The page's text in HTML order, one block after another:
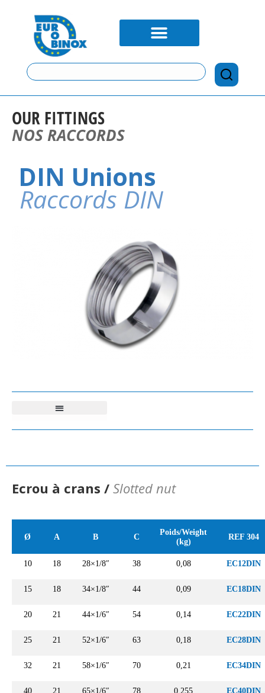
OUR FITTINGS
NOS RACCORDS
DIN Unions
Raccords DIN
Ecrou à crans / Slotted nut
Ø A B C
Poids/Weight
(kg)
REF 304
10 18 28×1/8″ 38 0,08 EC12DIN
15 18 34×1/8″ 44 0,09 EC18DIN
20 21 44×1/6″ 54 0,14 EC22DIN
25 21 52×1/6″ 63 0,18 EC28DIN
32 21 58×1/6″ 70 0,21 EC34DIN
40 21 65×1/6″ 78 0,255 EC40DIN